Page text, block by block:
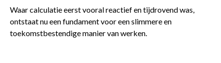
Waar calculatie eerst vooral reactief en tijdrovend was,
ontstaat nu een fundament voor een slimmere en
toekomstbestendige manier van werken.